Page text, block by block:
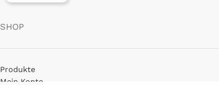
SHOP
Produkte
Mein Konto